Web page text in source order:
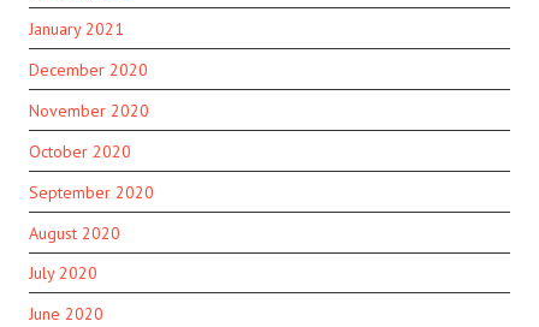
January 2021
December 2020
November 2020
October 2020
September 2020
August 2020
July 2020
June 2020